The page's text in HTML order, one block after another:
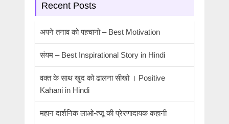
Recent Posts
अपने तनाव को पहचानो – Best Motivation
संयम – Best Inspirational Story in Hindi
वक्त के साथ खुद को ढालना सीखो । Positive
Kahani in Hindi
महान दार्शनिक लाओ-त्जू की प्रेरणादायक कहानी